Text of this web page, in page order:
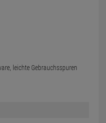
leichte Gebrauchsspuren